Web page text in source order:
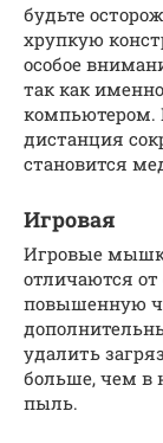
будьте
хрупкую
особое
так как
компьютером.
дистанция
становится
Игровая
Игровые
отличаются
повышенную
удалить
больше, чем в
пыль.